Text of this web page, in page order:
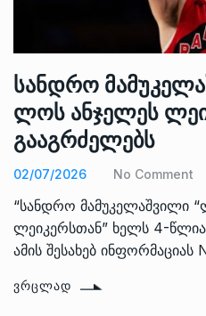
სანდრო
ლოს ანჯელეს
გააგრძელებს
02/07/2026 No Comment
“სანდრო მამუკელაშვილი
ლეიკერსთან” ხელს 4-
ამის შესახებ ინფორმაციას
ᲕᲠᲪᲚᲐᲓ